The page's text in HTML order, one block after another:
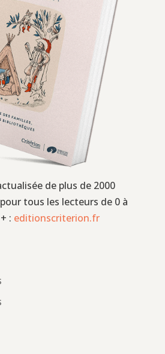
de plus de 2000
tous les lecteurs de 0 à
: editionscriterion.fr